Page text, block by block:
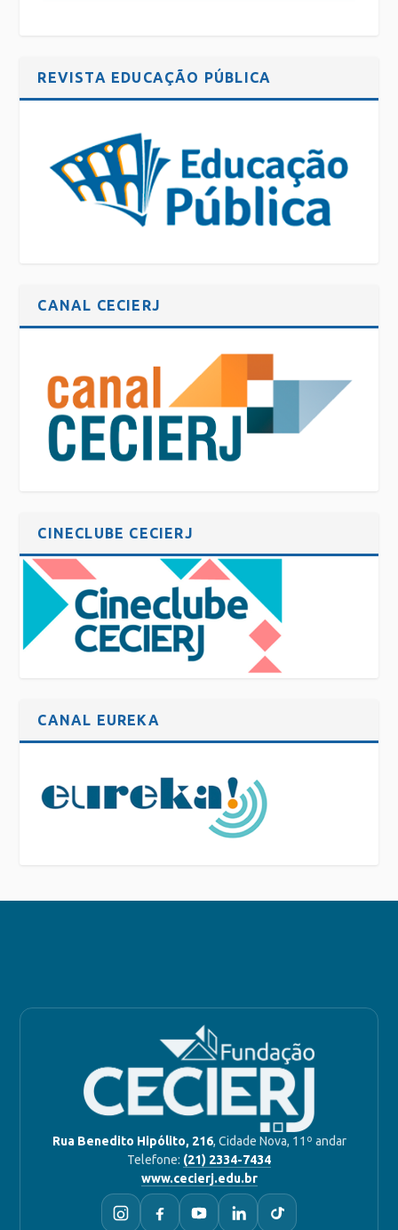
REVISTA EDUCAÇÃO PÚBLICA
CANAL CECIERJ
CINECLUBE CECIERJ
CANAL EUREKA
Rua Benedito Hipólito, 216, Cidade Nova, 11º andar
Telefone: (21) 2334-7434
www.cecierj.edu.br